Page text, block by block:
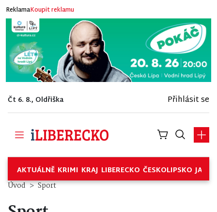
ReklamaKoupit reklamu
Čt 6. 8., Oldřiška Přihlásit se
AKTUÁLNĚ KRIMI KRAJ LIBERECKO ČESKOLIPSKO
Úvod Sport